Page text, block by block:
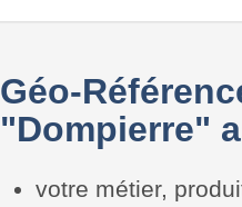
Géo-
"Dompierre"
votre métier,